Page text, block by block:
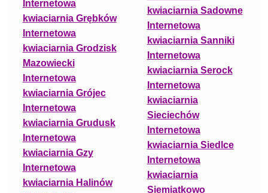
Internetowa
kwiaciarnia Grębków
Internetowa
kwiaciarnia Grodzisk
Mazowiecki
Internetowa
kwiaciarnia Grójec
Internetowa
kwiaciarnia Grudusk
Internetowa
kwiaciarnia Gzy
Internetowa
kwiaciarnia Halinów
kwiaciarnia Sadowne
Internetowa
kwiaciarnia Sanniki
Internetowa
kwiaciarnia Serock
Internetowa
kwiaciarnia
Sieciechów
Internetowa
kwiaciarnia Siedlce
Internetowa
kwiaciarnia
Siemiątkowo